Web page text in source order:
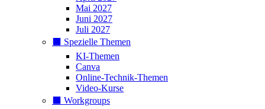
Mai 2027
Juni 2027
Juli 2027
⬛️ Spezielle Themen
KI-Themen
Canva
Online-Technik-Themen
Video-Kurse
⬛️ Workgroups